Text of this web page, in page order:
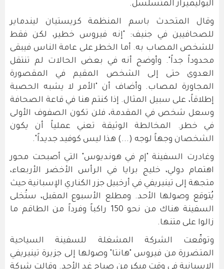
البوليميراز المتسلسل.
وقال المتحدث باسم المنظمة كريستيان ليندماير
للصحافيين في جنيف: "إنه فيروس خطير، لكن فقط
للشخص المصاب به. أما الخطر على عامة الناس فيبقى
محدوداً جداً". وأوضح أنه في بعض الحالات لم تنتقل
العدوى حتى إلى الشخص المقيم في المقصورة
المجاورة لمصاب. وأضاف أن "الأمر لا يشبه الحصبة
إطلاقاً، على سبيل المثال. إذا كنتم هنا في قاعة الصحافة
وسعل شخص في المقدمة، فلن تكون الصفوف الأولى
في خطر. المخالطة الوثيقة تعني عملياً أن يكون
الشخصان وجهاً لوجه (...) هذا ليس كوفيد جديداً".
وغادرت السفينة "إم في هونديوس" التي أصبحت محور
اهتمام دولي، خليج برايا في الرأس الأخضر الأربعاء،
متجهة إلى تينيريفي في أرخبيل جزر الكناري الإسبانية حيث
يُتوقع وصولها الأحد. ومطلع الأسبوع المقبل، ستُخلى
السفينة هناك من نحو 150 راكباً وفرداً من الطاقم ما
زالوا على متنها.
وتوقّعت الشركة المشغلة للسفينة السياحية
المتضررة من فيروس "هانتا" وصولها إلى جزيرة تينيريفي
الإسبانية في وقت مبكر من صباح غد الأحد. وقالت شركة